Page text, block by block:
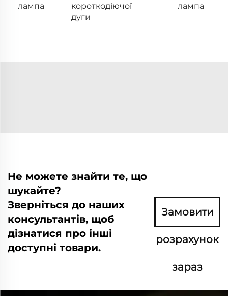
лампа
короткодіючої
дуги
лампа
Не можете знайти те, що
шукайте?
Зверніться до наших
консультантів, щоб
дізнатися про інші
доступні товари.
Замовити
розрахунок
зараз